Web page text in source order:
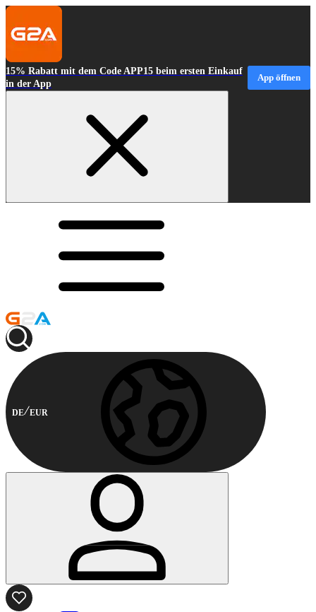
15% Rabatt mit dem Code APP15 beim ersten Einkauf
in der App
App öffnen
DE EUR